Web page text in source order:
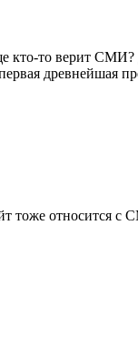
то верит СМИ?
древнейшая
относится с